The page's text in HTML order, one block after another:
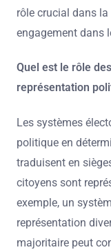
rôle crucial dans
engagement dans
Quel est le rôle
représentation
Les systèmes
politique en
traduisent en
citoyens sont
exemple, un
représentation
majoritaire peut